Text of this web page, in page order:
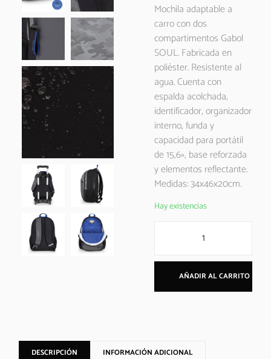
Mochila adaptable a
carro con dos
compartimentos Gabol
SOUL. Fabricada en
poliéster. Resistente al
agua. Cuenta con
espalda acolchada,
identificador, organizador
interno, funda y
capacidad para portátil
de 15,6», base reforzada
y elementos reflectante.
Medidas: 34x46x20cm.
Hay existencias
AÑADIR AL CARRITO
DESCRIPCIÓN INFORMACIÓN ADICIONAL